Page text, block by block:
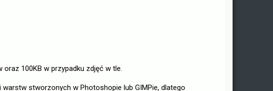
oraz 100KB w przypadku zdjęć w tle.
stworzonych w Photoshopie lub GIMPie, dlatego